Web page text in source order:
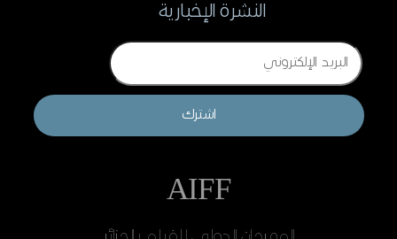
النشرة الإخبارية
Email
اشترك
AIFF